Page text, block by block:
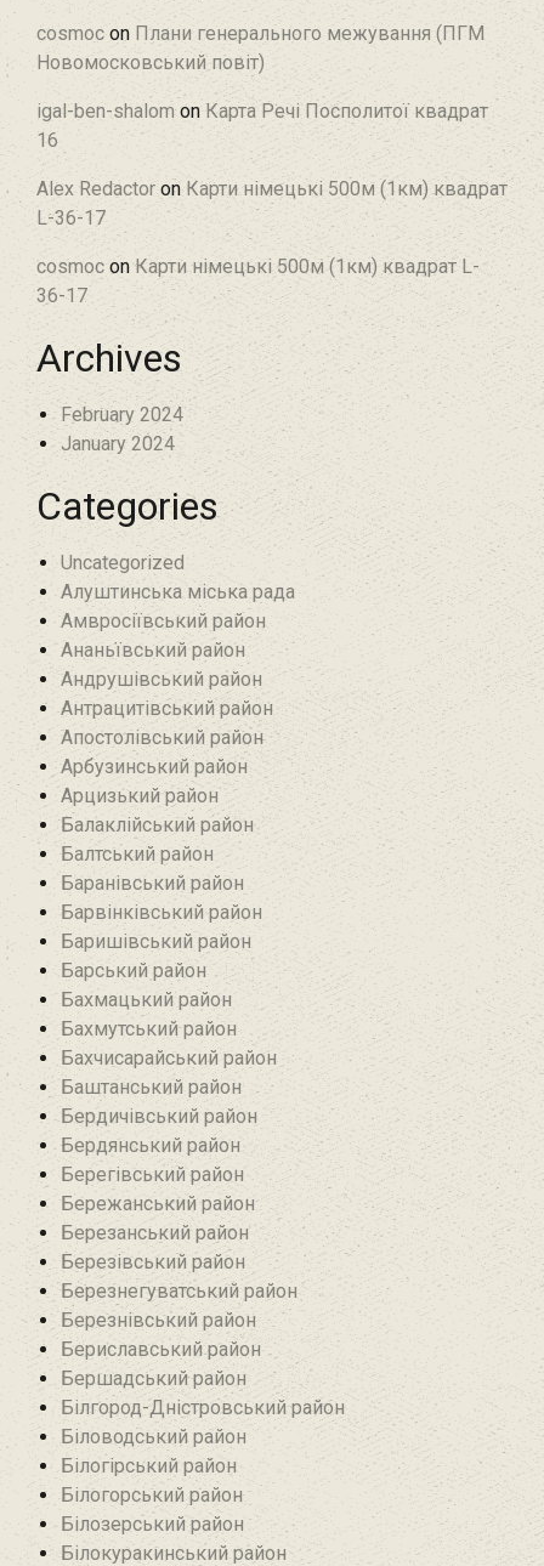
cosmoc on Плани генерального межування (ПГМ
Новомосковський повіт)
igal-ben-shalomon Карта Речі Посполитої квадрат
16
Alex Redactor on Карти німецькі 500м (1км) квадрат
L-36-17
cosmoc on Карти німецькі 500м (1км) квадрат L-
36-17
Archives
February 2024
January 2024
Categories
Uncategorized
Алуштинська міська рада
Амвросіївський район
Ананьївський район‎
Андрушівський район‎
Антрацитівський район‎
Апостолівський район
Арбузинський район‎
Арцизький район‎
Балаклійський район
Балтський район‎
Баранівський район‎
Барвінківський район
Баришівський район
Барський район
Бахмацький район
Бахмутський район
Бахчисарайський район
Баштанський район
Бердичівський район
Бердянський район
Берегівський район
Бережанський район‎
Березанський район‎
Березівський район
Березнегуватський район‎
Березнівський район‎
Бериславський район
Бершадський район
Білгород-Дністровський район
Біловодський район‎
Білогірський район
Білогорський район
Білозерський район
Білокуракинський район‎